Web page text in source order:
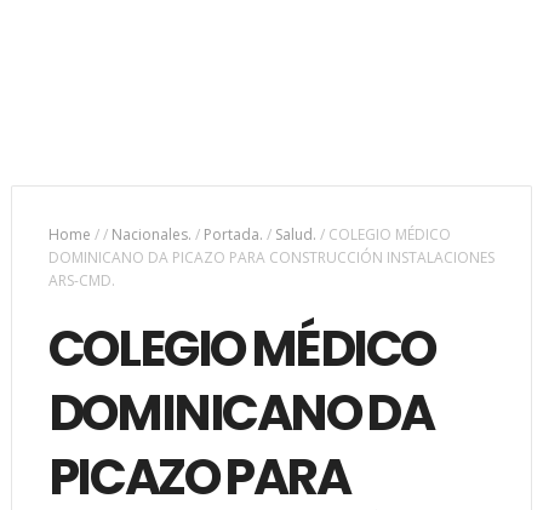
Home // Nacionales. / Portada. / Salud. / COLEGIO MÉDICO
DOMINICANO DA PICAZO PARA CONSTRUCCIÓN INSTALACIONES
ARS-CMD.
COLEGIO MÉDICO
DOMINICANO DA
PICAZO PARA